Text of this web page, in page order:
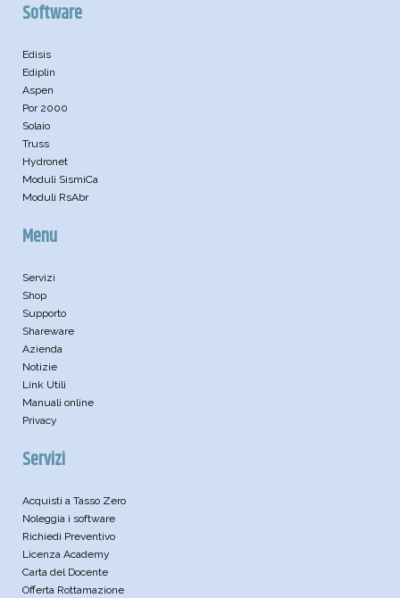
Software
Edisis
Ediplin
Aspen
Por 2000
Solaio
Truss
Hydronet
Moduli SismiCa
Moduli RsAbr
Menu
Servizi
Shop
Supporto
Shareware
Azienda
Notizie
Link Utili
Manuali online
Privacy
Servizi
Acquisti a Tasso Zero
Noleggia i software
Richiedi Preventivo
Licenza Academy
Carta del Docente
Offerta Rottamazione